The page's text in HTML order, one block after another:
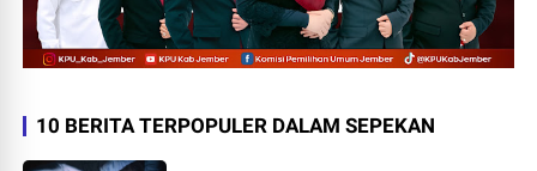
10 BERITA TERPOPULER DALAM SEPEKAN